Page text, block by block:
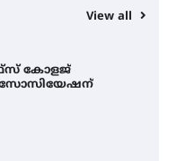
View all
സെക്കൻഡറി